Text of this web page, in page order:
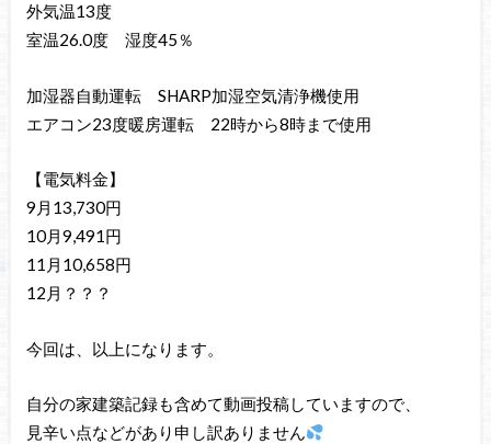
外気温13度
室温26.0度 湿度45％
加湿器自動運転 SHARP加湿空気清浄機使用
エアコン23度暖房運転 22時から8時まで使用
【電気料金】
9月13,730円
10月9,491円
11月10,658円
12月？？？
今回は、以上になります。
自分の家建築記録も含めて動画投稿していますので、
見辛い点などがあり申し訳ありません